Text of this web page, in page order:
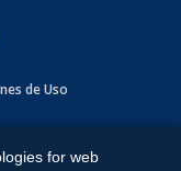
de Uso
for web